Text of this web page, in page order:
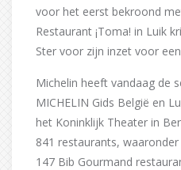
voor het eerst bekroond
Restaurant ¡Toma! in Luik
Ster voor zijn inzet voor
Michelin heeft vandaag de
MICHELIN Gids België en
het Koninklijk Theater in
841 restaurants,
147 Bib Gourmand